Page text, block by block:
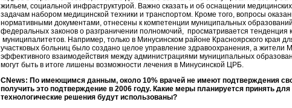
жильем, социальной инфраструктурой. Важно сказать и об оснащении
задачам набором медицинской техники и транспортом. Кроме того, вопросы
нормативными документами, отнесены к компетенции муниципальных
федеральных законов о разграничении полномочий, просматривается тенденция
муниципалитетов. Например, только в Минусинском районе Красноярского края
участковых больниц было создано целое управление здравоохранения, а жители
эффективного взаимодействия между администрациями муниципальных
могут быть в итоге лишены возможности лечения в Минусинской ЦРБ.
CNews: По имеющимся данным, около 10% врачей не имеют подтверждения
получить это подтверждение в 2006 году. Какие меры планируется принять
технологические решения будут использованы?